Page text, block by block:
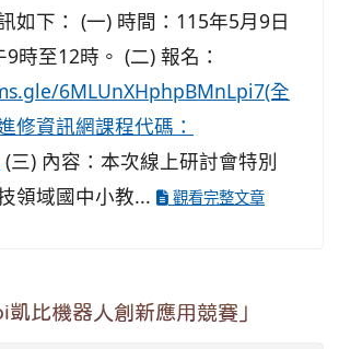
如下： (一) 時間：115年5月9日
時至12時。 (二) 報名：
6MLUnXHphpBMnLpi7(全
修資訊網課程代碼：
(三) 內容：本次線上研討會特別
領域國中小教...
觀看完整文章
凱比機器人創新應用競賽」